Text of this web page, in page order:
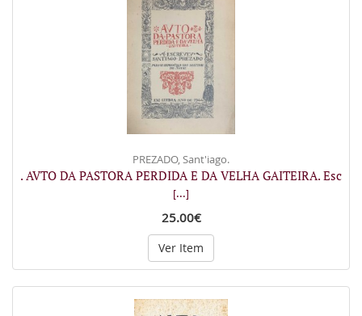
PREZADO, Sant'iago.
. AVTO DA PASTORA PERDIDA E DA VELHA GAITEIRA. Esc
[...]
25.00€
Ver Item